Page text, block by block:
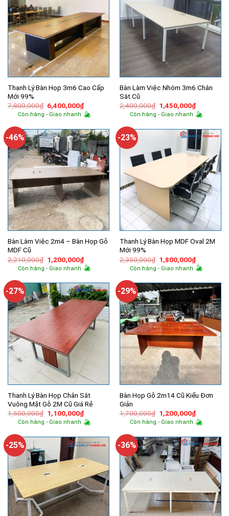
Thanh Lý Bàn Họp 3m6 Cao Cấp
Mới 99%
7,800,000₫ Giá
gốc
là:
6,400,000₫Giá
hiện
tại
6,400,000₫.
Còn hàng - Giao nhanh
Bàn Làm Việc Nhóm 3m6 Chân
Sắt Cũ
2,400,000₫ Giá
gốc
là:
1,450,000₫Giá
hiện
tại
Còn hàng - Giao nhanh
-46%
Bàn Làm Việc 2m4 – Bàn Họp Gỗ
MDF Cũ
2,210,000₫ Giá
gốc
là:
1,200,000₫Giá
hiện
tại
1,200,000₫.
Còn hàng - Giao nhanh
-23%
Thanh Lý Bàn Họp MDF Oval 2M
Mới 99%
2,350,000₫ Giá
gốc
là:
1,800,000₫Giá
hiện
tại
Còn hàng - Giao nhanh
-27%
Thanh Lý Bàn Họp Chân Sắt
Vuông Mặt Gỗ 2M Cũ Giá Rẻ
1,500,000₫ Giá
gốc
là:
1,100,000₫Giá
hiện
tại
1,100,000₫.
Còn hàng - Giao nhanh
-29%
Bàn Họp Gỗ 2m14 Cũ Kiểu Đơn
Giản
1,700,000₫ Giá
gốc
là:
1,200,000₫Giá
hiện
tại
Còn hàng - Giao nhanh
-25% -36%